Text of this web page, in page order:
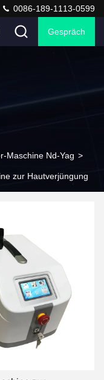
0086-189-1113-0599
Gespräch
Maschine Nd-Yag >
zur Hautverjüngung